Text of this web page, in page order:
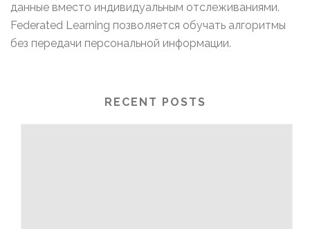
данные вместо индивидуальным отслеживаниями.
Federated Learning позволяется обучать алгоритмы
без передачи персональной информации.
RECENT POSTS